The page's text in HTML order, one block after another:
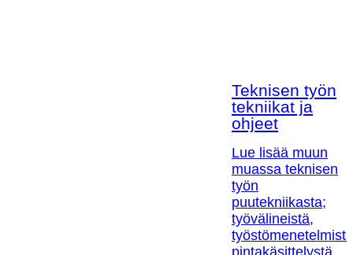
Teknisen työn
tekniikat ja
ohjeet
Lue lisää muun
muassa teknisen
työn
puutekniikasta;
työvälineistä,